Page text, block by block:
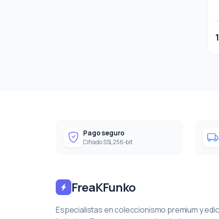
Pago seguro
Cifrado SSL 256-bit
FreaKFunko
Especialistas en coleccionismo premium y